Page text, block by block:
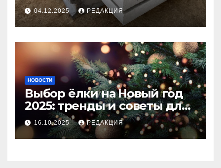
долговечного и прочного
покрытия
04.12.2025 РЕДАКЦИЯ
НОВОСТИ
Выбор ёлки на Новый год
2025: тренды и советы для
идеального праздника
16.10.2025 РЕДАКЦИЯ